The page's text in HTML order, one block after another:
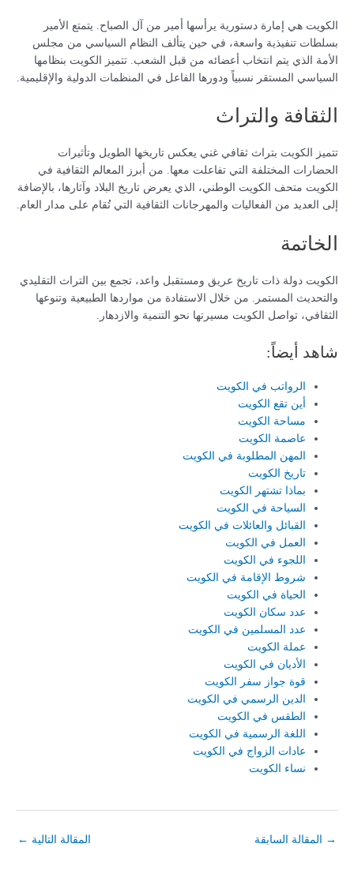
الكويت هي إمارة دستورية يرأسها أمير من آل الصباح. يتمتع الأمير
بسلطات تنفيذية واسعة، في حين يتألف النظام السياسي من مجلس
الأمة الذي يتم انتخاب أعضائه من قبل الشعب. تتميز الكويت بنظامها
السياسي المستقر نسبياً ودورها الفاعل في المنظمات الدولية والإقليمية.
الثقافة والتراث
تتميز الكويت بتراث ثقافي غني يعكس تاريخها الطويل وتأثيرات
الحضارات المختلفة التي تفاعلت معها. من أبرز المعالم الثقافية في
الكويت متحف الكويت الوطني، الذي يعرض تاريخ البلاد وآثارها، بالإضافة
إلى العديد من الفعاليات والمهرجانات الثقافية التي تُقام على مدار العام.
الخاتمة
الكويت دولة ذات تاريخ عريق ومستقبل واعد، تجمع بين التراث التقليدي
والتحديث المستمر. من خلال الاستفادة من مواردها الطبيعية وتنوعها
الثقافي، تواصل الكويت مسيرتها نحو التنمية والازدهار.
شاهد أيضاً:
الرواتب في الكويت
أين تقع الكويت
مساحة الكويت
عاصمة الكويت
المهن المطلوبة في الكويت
تاريخ الكويت
بماذا تشتهر الكويت
السياحة في الكويت
القبائل والعائلات في الكويت
العمل في الكويت
اللجوء في الكويت
شروط الإقامة في الكويت
الحياة في الكويت
عدد سكان الكويت
عدد المسلمين في الكويت
عملة الكويت
الأديان في الكويت
قوة جواز سفر الكويت
الدين الرسمي في الكويت
الطقس في الكويت
اللغة الرسمية في الكويت
عادات الزواج في الكويت
نساء الكويت
→ المقالة السابقة المقالة التالية ←